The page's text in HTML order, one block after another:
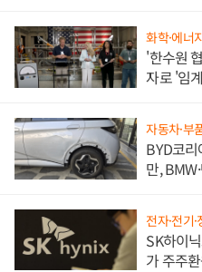
화학·에너
'한수원
자로 '임
자동차·부
BYD코
만,
전자·전기
SK하이
가 주주